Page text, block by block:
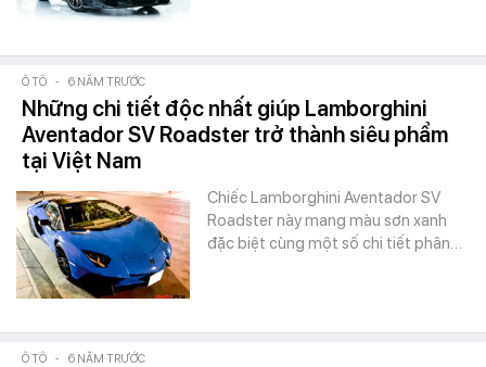
Ô TÔ - 6 NĂM TRƯỚC
Những chi tiết độc nhất giúp Lamborghini
Aventador SV Roadster trở thành siêu phẩm
tại Việt Nam
Chiếc Lamborghini Aventador SV
Roadster này mang màu sơn xanh
đặc biệt cùng một số chi tiết phân…
Ô TÔ - 6 NĂM TRƯỚC